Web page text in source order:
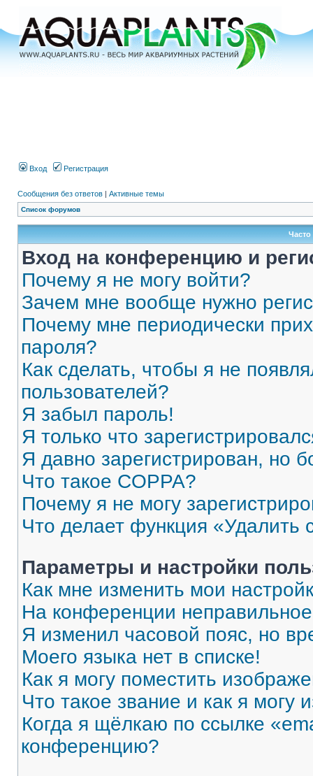
Вход Регистрация
Сообщения без ответов | Активные темы
Список форумов
Вход на конференцию и
Почему я не могу войти?
Зачем мне вообще нужно
Почему мне периодически
пароля?
Как сделать, чтобы я не
пользователей?
Я забыл пароль!
Я только что
Я давно зарегистрирован, но
Что такое COPPA?
Почему я не могу
Что делает функция «Удалить
Параметры и настройки
Как мне изменить мои
На конференции
Я изменил часовой пояс, но
Моего языка нет в списке!
Как я могу поместить
Что такое звание и как я могу
Когда я щёлкаю по ссылке
конференцию?